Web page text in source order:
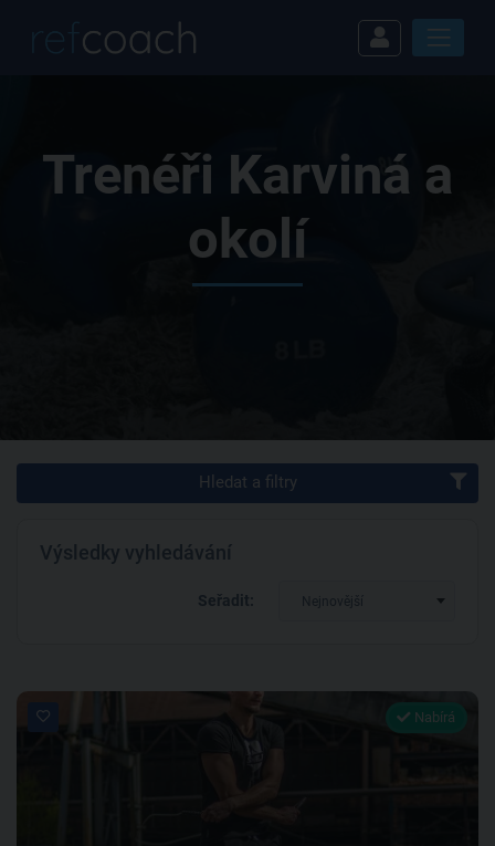
Trenéři Karviná a
okolí
Hledat a filtry
Výsledky vyhledávání
Seřadit: Nejnovější
Nabírá